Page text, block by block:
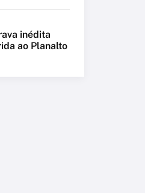
inédita
ao Planalto